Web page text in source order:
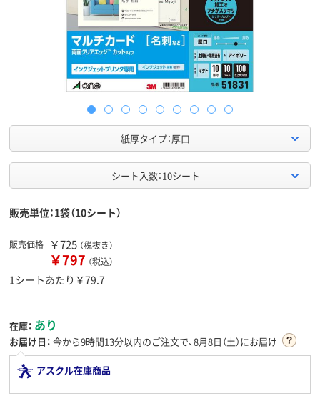
紙厚タイプ：厚口
シート入数：10シート
販売単位：1袋（10シート）
販売価格 ￥725 （税抜き）
￥797 （税込）
1シートあたり￥79.7
在庫： あり
お届け日： 今から9時間13分以内のご注文で、8月8日（土）にお届け
アスクル在庫商品